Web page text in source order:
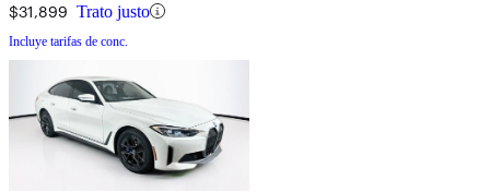
$31,899 Trato justo
Incluye tarifas de conc.